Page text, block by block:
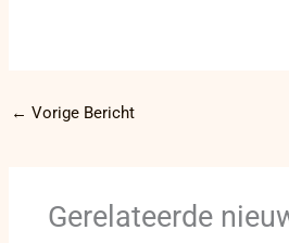
← Vorige Bericht
Gerelateerde